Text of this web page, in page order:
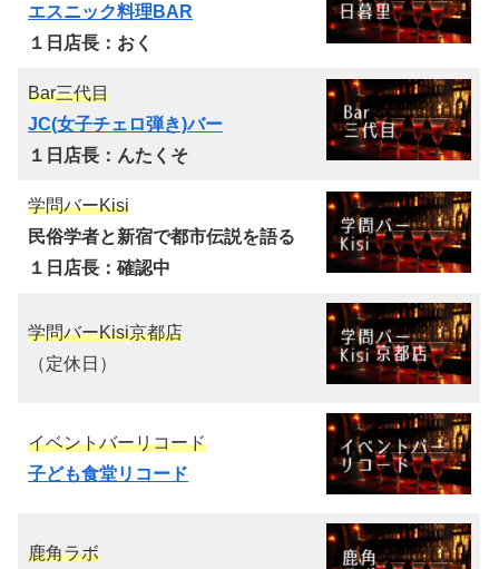
エスニック料理BAR
１日店長：おく
Bar三代目
JC(女子チェロ弾き)バー
１日店長：んたくそ
学問バーKisi
民俗学者と新宿で都市伝説を語る
１日店長：確認中
学問バーKisi京都店
（定休日）
イベントバーリコード
子ども食堂リコード
鹿角ラボ